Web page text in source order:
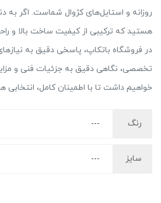
روزانه و استایل‌های کژوال شماست. اگر به
هستید که ترکیبی از کیفیت ساخت بالا و
در فروشگاه باتکاپ، پاسخی دقیق به
تخصصی، نگاهی دقیق به جزئیات فنی و
خواهیم داشت تا با اطمینان کامل، انتخابی
رنگ
سایز